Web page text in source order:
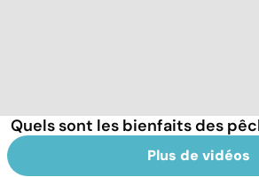
Quels sont les bienfaits des
Plus de vidéos